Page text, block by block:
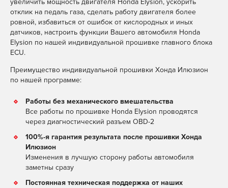
увеличить мощность двигателя Honda Elysion, ускорить
отклик на педаль газа, сделать работу двигателя более
ровной, избавиться от ошибок от кислородных и иных
датчиков, настроить функции Вашего автомобиля Honda
Elysion по нашей индивидуальной прошивке главного блока
ECU.
Преимущество индивидуальной прошивки Хонда Илюзион
по нашей программе:
Работы без механического вмешательства
Все работы по прошивке Honda Elysion проводятся
через диагностический разъем OBD-2
100%-я гарантия результата после прошивки Хонда
Илюзион
Изменения в лучшую сторону работы автомобиля
заметны сразу
Постоянная техническая поддержка от наших